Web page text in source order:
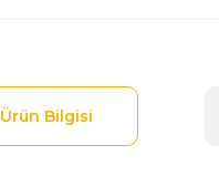
Ürün Bilgisi